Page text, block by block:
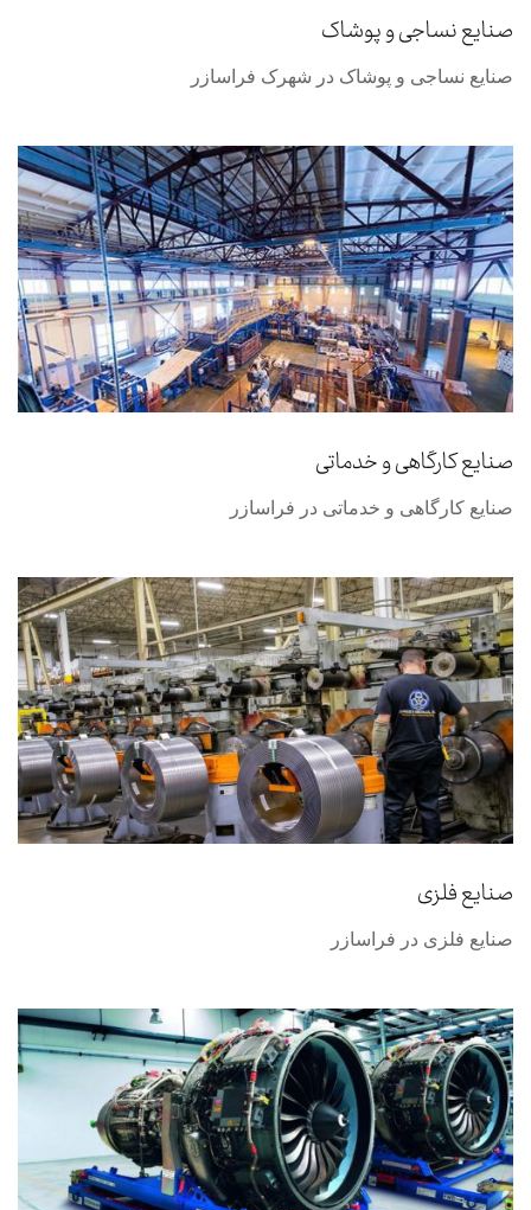
صنایع نساجی و پوشاک
صنایع نساجی و پوشاک در شهرک فراسازر
صنایع کارگاهی و خدماتی
صنایع کارگاهی و خدماتی در فراسازر
صنایع فلزی
صنایع فلزی در فراسازر